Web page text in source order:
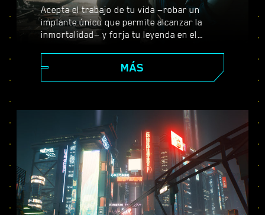
Acepta el trabajo de tu vida —robar un
implante único que permite alcanzar la
inmortalidad— y forja tu leyenda en el
tus decisiones darán forma a la historia y a
las personas que te rodean. Realiza todo
tipo de encargos para prosperar desde
mientras descubres los misterios que
envuelven al valiosísimo implante con el
que todo el mundo quiere hacerse.
MÁS